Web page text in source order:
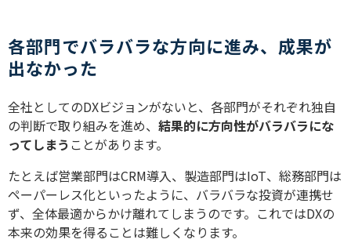
各部門でバラバラな方向に進み、成果が
出なかった
全社としてのDXビジョンがないと、各部門がそれぞれ独自
の判断で取り組みを進め、 結果的に方向性がバラバラにな
ってしまう ことがあります。
たとえば営業部門はCRM導入、製造部門はIoT、総務部門は
ペーパーレス化といったように、バラバラな投資が連携せ
ず、全体最適からかけ離れてしまうのです。これではDXの
本来の効果を得ることは難しくなります。